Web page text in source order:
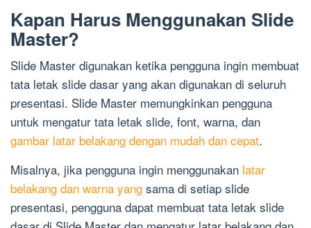
Kapan Harus Menggunakan Slide
Master?
Slide Master digunakan ketika pengguna ingin membuat
tata letak slide dasar yang akan digunakan di seluruh
presentasi. Slide Master memungkinkan pengguna
untuk mengatur tata letak slide, font, warna, dan
gambar latar belakang dengan mudah dan cepat.
Misalnya, jika pengguna ingin menggunakan latar
belakang dan warna yang sama di setiap slide
presentasi, pengguna dapat membuat tata letak slide